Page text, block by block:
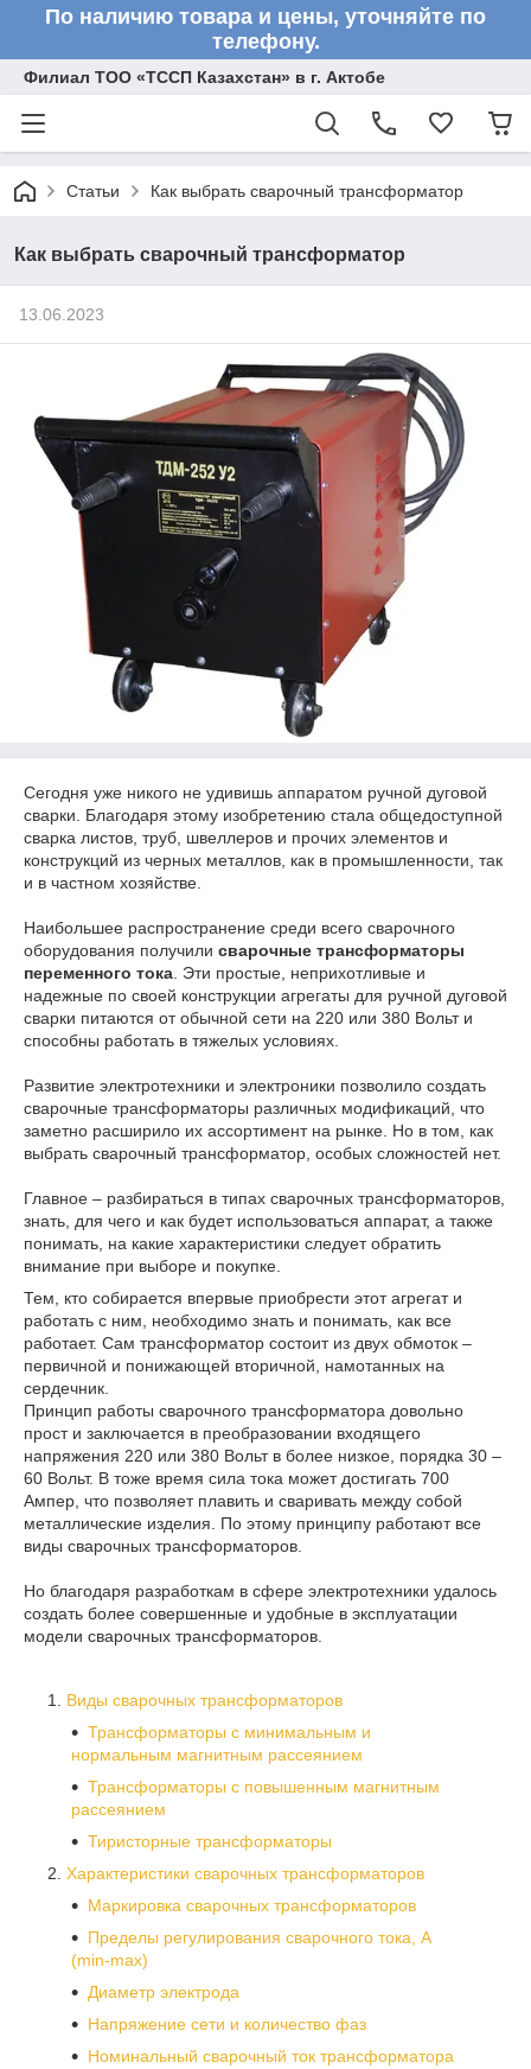
По наличию товара и цены, уточняйте по
телефону.
Филиал ТОО «ТССП Казахстан» в г. Актобе
Статьи Как выбрать сварочный трансформатор
Как выбрать сварочный трансформатор
13.06.2023
Сегодня уже никого не удивишь аппаратом ручной дуговой
сварки. Благодаря этому изобретению стала общедоступной
сварка листов, труб, швеллеров и прочих элементов и
конструкций из черных металлов, как в промышленности, так
и в частном хозяйстве.
Наибольшее распространение среди всего сварочного
оборудования получили сварочные трансформаторы
переменного тока . Эти простые, неприхотливые и
надежные по своей конструкции агрегаты для ручной дуговой
сварки питаются от обычной сети на 220 или 380 Вольт и
способны работать в тяжелых условиях.
Развитие электротехники и электроники позволило создать
сварочные трансформаторы различных модификаций, что
заметно расширило их ассортимент на рынке. Но в том, как
выбрать сварочный трансформатор, особых сложностей нет.
Главное – разбираться в типах сварочных трансформаторов,
знать, для чего и как будет использоваться аппарат, а также
понимать, на какие характеристики следует обратить
внимание при выборе и покупке.
Тем, кто собирается впервые приобрести этот агрегат и
работать с ним, необходимо знать и понимать, как все
работает. Сам трансформатор состоит из двух обмоток –
первичной и понижающей вторичной, намотанных на
сердечник.
Принцип работы сварочного трансформатора довольно
прост и заключается в преобразовании входящего
напряжения 220 или 380 Вольт в более низкое, порядка 30 –
60 Вольт. В тоже время сила тока может достигать 700
Ампер, что позволяет плавить и сваривать между собой
металлические изделия. По этому принципу работают все
виды сварочных трансформаторов.
Но благодаря разработкам в сфере электротехники удалось
создать более совершенные и удобные в эксплуатации
модели сварочных трансформаторов.
Виды сварочных трансформаторов
Трансформаторы с минимальным и
нормальным магнитным рассеянием
Трансформаторы с повышенным магнитным
рассеянием
Тиристорные трансформаторы
Характеристики сварочных трансформаторов
Маркировка сварочных трансформаторов
Пределы регулирования сварочного тока, A
(min-max)
Диаметр электрода
Напряжение сети и количество фаз
Номинальный сварочный ток трансформатора